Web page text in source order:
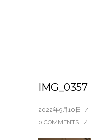
IMG_0357
2022年9月10日 /
0 COMMENTS
/